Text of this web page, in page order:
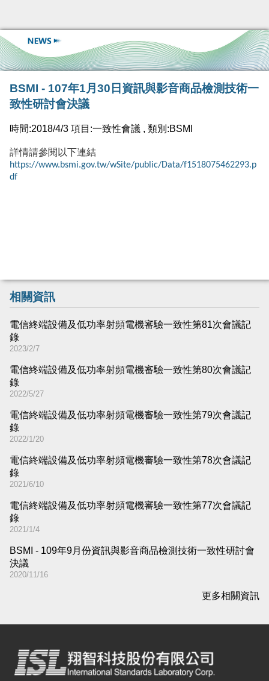
BSMI - 107年1月30日資訊與影音商品檢測技術一
致性研討會決議
時間:2018/4/3 項目:一致性會議 , 類別:BSMI
詳情請參閱以下連結
https://www.bsmi.gov.tw/wSite/public/Data/f1518075462293.p
df
相關資訊
電信終端設備及低功率射頻電機審驗一致性第81次會議記
錄
2023/2/7
電信終端設備及低功率射頻電機審驗一致性第80次會議記
錄
2022/5/27
電信終端設備及低功率射頻電機審驗一致性第79次會議記
錄
2022/1/20
電信終端設備及低功率射頻電機審驗一致性第78次會議記
錄
2021/6/10
電信終端設備及低功率射頻電機審驗一致性第77次會議記
錄
2021/1/4
BSMI - 109年9月份資訊與影音商品檢測技術一致性研討會
決議
2020/11/16
更多相關資訊